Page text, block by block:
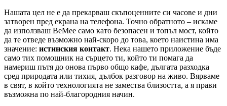
Нашата цел не е да прекарваш скъпоценните си часове и дни
затворен пред екрана на телефона. Точно обратното – искаме
да използваш BeMee само като безопасен и топъл мост, който
да те отведе възможно най-скоро до това, което наистина има
значение: истинския контакт. Нека нашето приложение бъде
само тих помощник на сърцето ти, който ти помага да
намериш пътя до онова първо общо кафе, дългата разходка
сред природата или тихия, дълбок разговор на живо. Вярваме
в свят, в който технологията не замества близостта, а я прави
възможна по най-благородния начин.